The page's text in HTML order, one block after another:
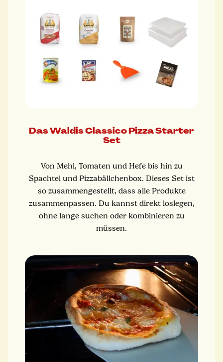
Das Waldis Classico Pizza Starter
Set
Von Mehl, Tomaten und Hefe bis hin zu
Spachtel und Pizzabällchenbox. Dieses Set ist
so zusammengestellt, dass alle Produkte
zusammenpassen. Du kannst direkt loslegen,
ohne lange suchen oder kombinieren zu
müssen.